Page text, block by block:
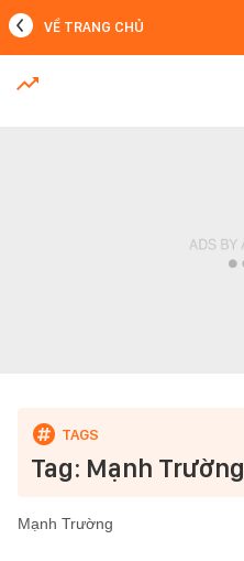
MỚI NHẤT
VỀ TRANG CHỦ
Tag: Mạnh Trường
Mạnh Trường